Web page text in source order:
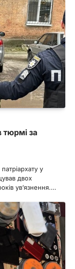
за
у
двох
ув’язнення.…